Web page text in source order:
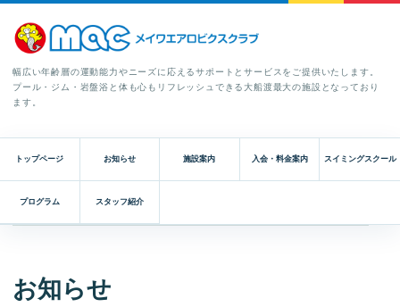
幅広い年齢層の運動能力やニーズに応えるサポートとサービスをご提供いたします。
プール・ジム・岩盤浴と体も心もリフレッシュできる大船渡最大の施設となっており
ます。
トップページ お知らせ 施設案内 入会・料金案内 スイミングスクール
プログラム スタッフ紹介
お知らせ